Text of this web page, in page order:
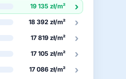
19 135 zł/m² ›
18 392 zł/m² ›
17 819 zł/m² ›
17 105 zł/m² ›
17 086 zł/m² ›